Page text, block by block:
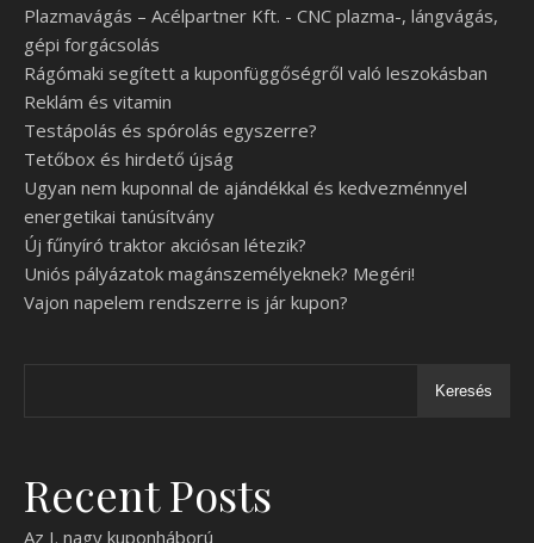
Plazmavágás – Acélpartner Kft. - CNC plazma-, lángvágás,
gépi forgácsolás
Rágómaki segített a kuponfüggőségről való leszokásban
Reklám és vitamin
Testápolás és spórolás egyszerre?
Tetőbox és hirdető újság
Ugyan nem kuponnal de ajándékkal és kedvezménnyel
energetikai tanúsítvány
Új fűnyíró traktor akciósan létezik?
Uniós pályázatok magánszemélyeknek? Megéri!
Vajon napelem rendszerre is jár kupon?
Keresés
Recent Posts
Az I. nagy kuponháború